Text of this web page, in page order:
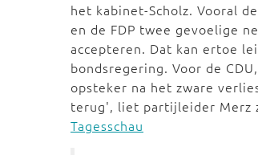
het kabinet-Scholz. Vooral
en de FDP twee gevoelige
accepteren. Dat kan ertoe
bondsregering. Voor de
opsteker na het zware
terug', liet partijleider Merz
Tagesschau